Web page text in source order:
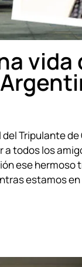
vida
Tripulante
todos los
ese hermoso
estamos en